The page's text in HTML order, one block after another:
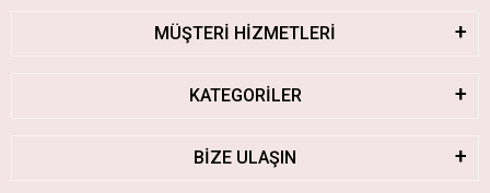
MÜŞTERİ HİZMETLERİ
KATEGORİLER
BİZE ULAŞIN